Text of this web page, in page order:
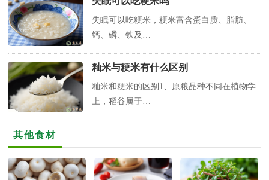
失眠可以吃粳米，粳米富含蛋白质、脂肪、
钙、磷、铁及…
籼米与粳米有什么区别
籼米和粳米的区别1、原粮品种不同在植物学
上，稻谷属于…
其他食材